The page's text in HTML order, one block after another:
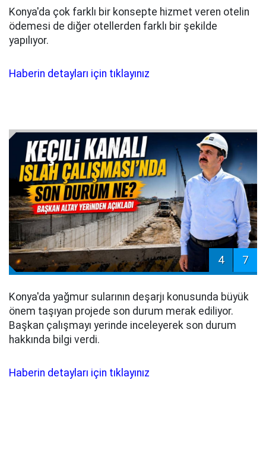
Konya'da çok farklı bir konsepte hizmet veren otelin
ödemesi de diğer otellerden farklı bir şekilde
yapılıyor.
Haberin detayları için tıklayınız
4 7
Konya'da yağmur sularının deşarjı konusunda büyük
önem taşıyan projede son durum merak ediliyor.
Başkan çalışmayı yerinde inceleyerek son durum
hakkında bilgi verdi.
Haberin detayları için tıklayınız